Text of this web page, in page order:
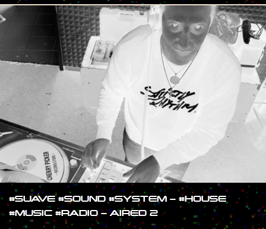
#SUAVE #SOUND #SYSTEM – #HOUSE
#MUSIC #RADIO – AIRED 2